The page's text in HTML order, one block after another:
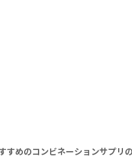
すめのコンビネーションサプリ